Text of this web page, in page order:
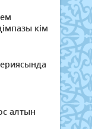
кім
алтын